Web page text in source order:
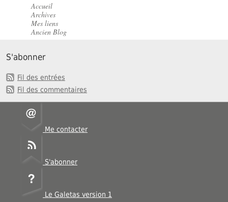
Accueil
Archives
Mes liens
Ancien Blog
S'abonner
Fil des entrées
Fil des commentaires
Me contacter
S'abonner
Le Galetas version 1